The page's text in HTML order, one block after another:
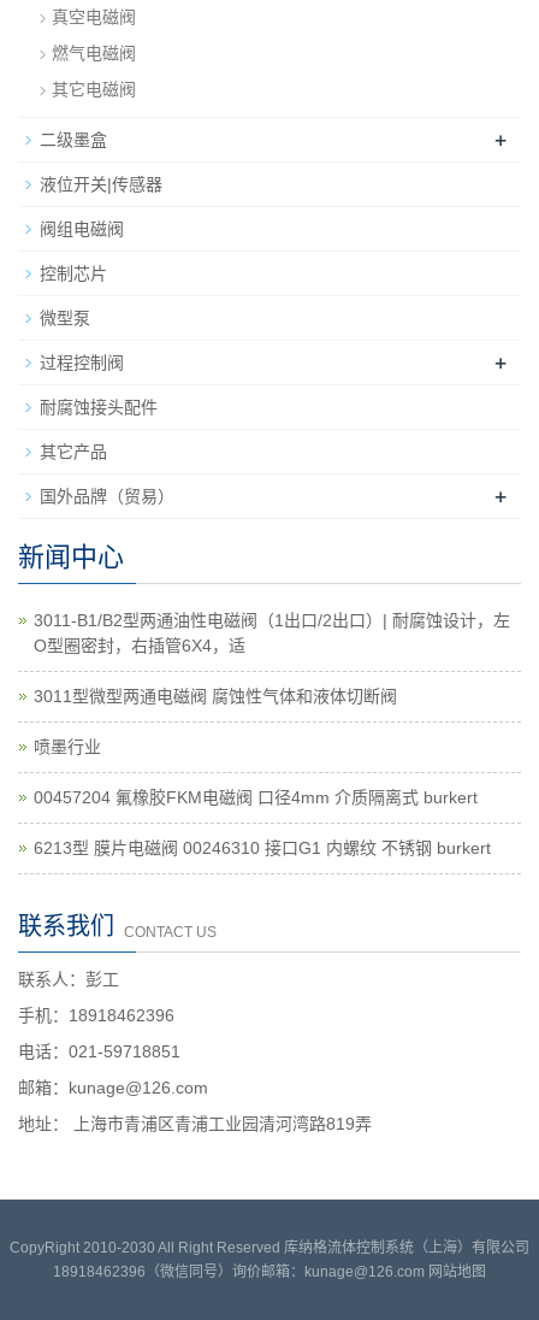
真空电磁阀
燃气电磁阀
其它电磁阀
二级墨盒 +
液位开关|传感器
阀组电磁阀
控制芯片
微型泵
过程控制阀 +
耐腐蚀接头配件
其它产品
国外品牌（贸易） +
新闻中心
3011-B1/B2型两通油性电磁阀（1出口/2出口）| 耐腐蚀设计，左
O型圈密封，右插管6X4，适
3011型微型两通电磁阀 腐蚀性气体和液体切断阀
喷墨行业
00457204 氟橡胶FKM电磁阀 口径4mm 介质隔离式 burkert
6213型 膜片电磁阀 00246310 接口G1 内螺纹 不锈钢 burkert
联系我们 CONTACT US
联系人：彭工
手机：18918462396
电话：021-59718851
邮箱：kunage@126.com
地址： 上海市青浦区青浦工业园清河湾路819弄
CopyRight 2010-2030 All Right Reserved 库纳格流体控制系统（上海）有限公司
18918462396（微信同号）询价邮箱：kunage@126.com 网站地图